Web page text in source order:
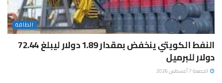
الطاقة
النفط الكويتي ينخفض بمقدار 1.89 دولار ليبلغ 72.44
دولار للبرميل
الجمعة 7 أغسطس 2026